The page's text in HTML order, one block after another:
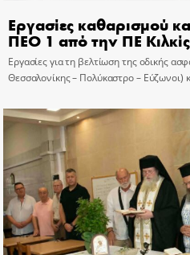
Εργασίες καθαρισμού
ΠΕΟ 1 από την ΠΕ Κιλκίς
Εργασίες για τη βελτίωση της οδικής
Θεσσαλονίκης – Πολύκαστρο – Εύζωνοι)